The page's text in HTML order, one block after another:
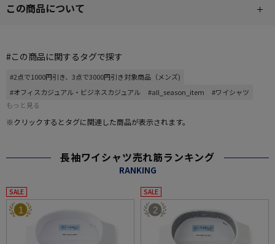
この商品について
#この商品に関するタグで探す
#2点で1000円引き、3点で3000円引き対象商品（メンズ)
#オフィスカジュアル・ビジネスカジュアル
#all_season_item
#ワイシャツ
もっと見る
※クリックするとタグに関連した商品が表示されます。
長袖ワイシャツ売れ筋ランキング
RANKING
SALE
1
SALE
2